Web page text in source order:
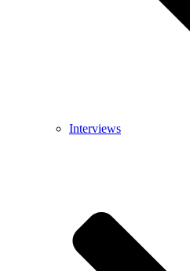
Interviews